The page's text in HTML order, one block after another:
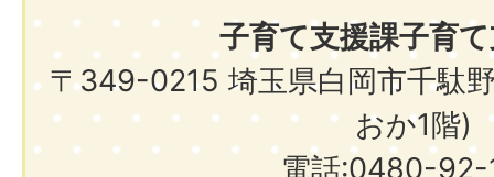
子育て支援課子育
〒349-0215 埼玉県白岡市千駄
おか1階)
電話:0480-92-